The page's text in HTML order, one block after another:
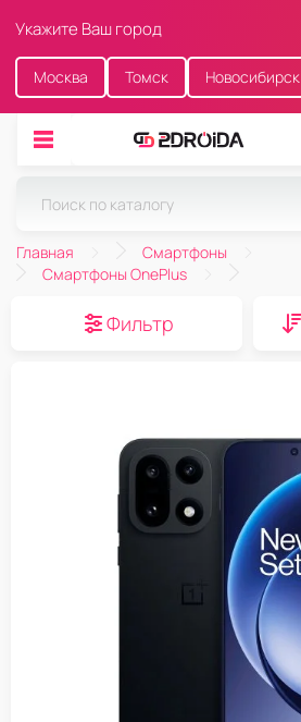
Укажите Ваш город
Москва Томск Новосибирск
Главная
Смартфоны
Смартфоны OnePlus
Фильтр